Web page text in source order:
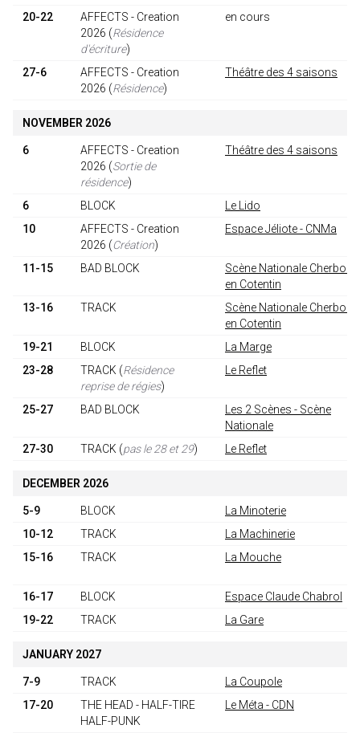
20-22
AFFECTS - Creation
2026 (Résidence
d'écriture)
en cours
27-6
AFFECTS - Creation
2026 (Résidence)
Théâtre des 4 saisons
NOVEMBER 2026
6
AFFECTS - Creation
2026 (Sortie de
résidence)
Théâtre des 4 saisons
6 BLOCK
Le Lido
10
AFFECTS - Creation
2026 (Création)
Espace Jéliote - CNMa
11-15 BAD BLOCK
Scène Nationale
en Cotentin
13-16
TRACK
Scène Nationale
en Cotentin
19-21
BLOCK
La Marge
23-28
TRACK (Résidence
reprise de régies)
Le Reflet
25-27 BAD BLOCK
Les 2 Scènes - Scène
Nationale
27-30
TRACK (pas le 28 et 29) Le Reflet
DECEMBER 2026
5-9 BLOCK
La Minoterie
10-12
TRACK
La Machinerie
15-16
TRACK La Mouche
16-17 BLOCK
Espace Claude Chabrol
19-22
TRACK La Gare
JANUARY 2027
7-9 TRACK
La Coupole
17-20
THE HEAD - HALF-TIRE
HALF-PUNK
Le Méta - CDN